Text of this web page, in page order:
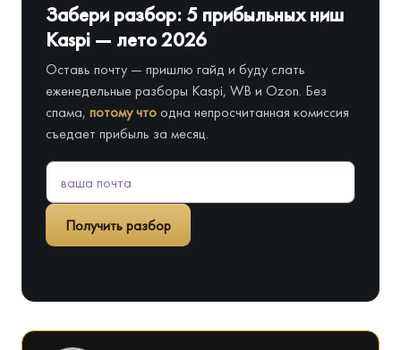
Забери разбор: 5 прибыльных ниш
Kaspi — лето 2026
Оставь почту — пришлю гайд и буду слать
еженедельные разборы Kaspi, WB и Ozon. Без
спама, потому чтоодна непросчитанная комиссия
съедает прибыль за месяц.
Получить разбор